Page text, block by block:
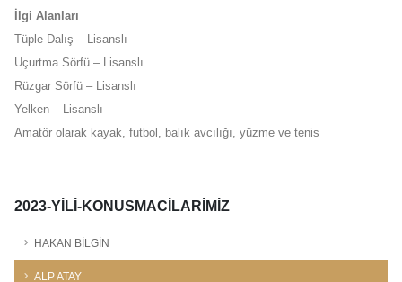
İlgi Alanları
Tüple Dalış – Lisanslı
Uçurtma Sörfü – Lisanslı
Rüzgar Sörfü – Lisanslı
Yelken – Lisanslı
Amatör olarak kayak, futbol, balık avcılığı, yüzme ve tenis
2023-YILI-KONUSMACILARIMIZ
HAKAN BİLGİN
ALP ATAY